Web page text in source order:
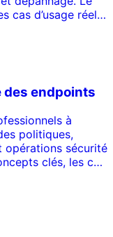
cas d’usage réels,
les acquis dans
peut être
au niveau
de
des endpoints
à
politiques,
opérations sécurité
clés, les cas
puissent
aux